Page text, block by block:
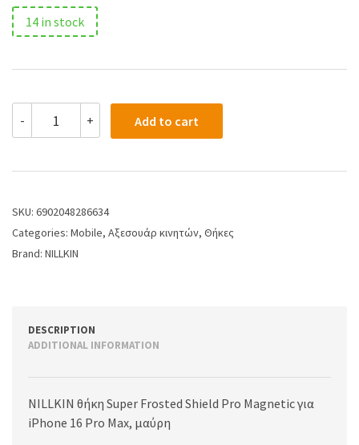
14 in stock
- + Add to cart
SKU: 6902048286634
Categories: Mobile, Αξεσουάρ κινητών, Θήκες
Brand: NILLKIN
DESCRIPTION
ADDITIONAL INFORMATION
NILLKIN θήκη Super Frosted Shield Pro Magnetic για
iPhone 16 Pro Max, μαύρη